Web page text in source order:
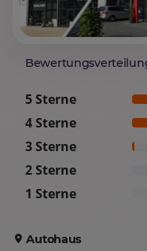
5 Sterne
4 Sterne
3 Sterne
2 Sterne
1 Sterne
Autohaus